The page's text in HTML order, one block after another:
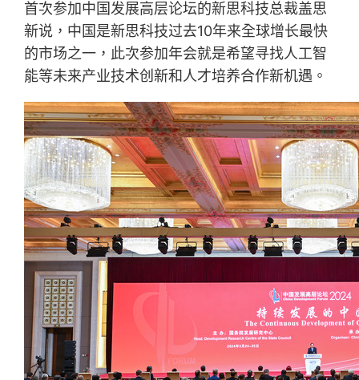
首次参加中国发展高层论坛的新思科技总裁盖思
新说，中国是新思科技过去10年来全球增长最快
的市场之一，此次参加年会就是希望寻找人工智
能等未来产业技术创新和人才培养合作新机遇。